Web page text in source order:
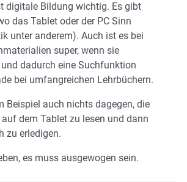
digitale Bildung wichtig. Es gibt
das Tablet oder der PC Sinn
unter anderem). Auch ist es bei
super, wenn sie
dadurch eine Suchfunktion
bei umfangreichen Lehrbüchern.
Beispiel auch nichts dagegen, die
dem Tablet zu lesen und dann
zu erledigen.
es muss ausgewogen sein.